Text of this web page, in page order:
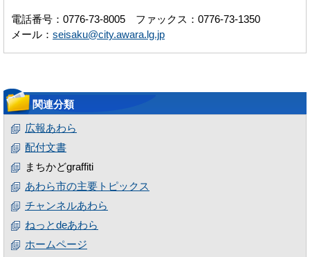
電話番号：0776-73-8005 ファックス：0776-73-1350
メール： seisaku@city.awara.lg.jp
関連分類
広報あわら
配付文書
まちかどgraffiti
あわら市の主要トピックス
チャンネルあわら
ねっとdeあわら
ホームページ